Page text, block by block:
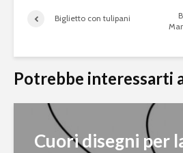
Biglietto con tulipani
Potrebbe interessarti
Cuori disegni per